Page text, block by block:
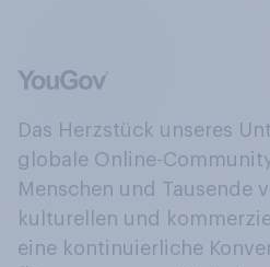
Das Herzstück unseres
globale Online-
Menschen und Tausende
kulturellen und
eine kontinuierliche